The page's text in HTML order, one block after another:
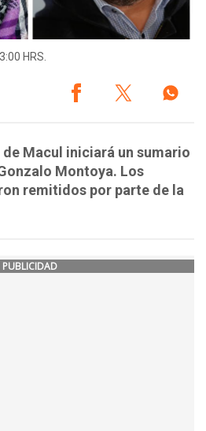
HRS.
Macul iniciará un sumario
Montoya. Los
remitidos por parte de la
PUBLICIDAD